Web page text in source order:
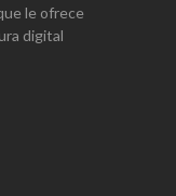
le ofrece
digital